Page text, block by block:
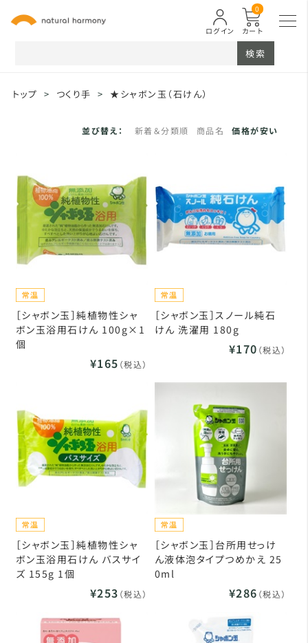
カート
0
ログイン
検索
トップ > つくり手 > ★シャボン玉（石けん）
並び替え： 新着＆分類順 商品名 価格が安い
［シャボン玉］純植物性シャ
ボン玉浴用石けん 100g×1
個
¥165 （税込）
［シャボン玉］スノール純石
けん 洗濯用 180g
¥170 （税込）
［シャボン玉］純植物性シャ
ボン玉浴用石けん バスサイ
ズ 155g 1個
¥253 （税込）
［シャボン玉］台所用せっけ
ん液体泡タイプつめかえ 25
0ml
¥286 （税込）